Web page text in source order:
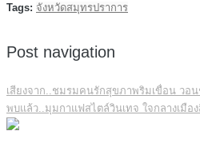
Tags: จังหวัดสมุทรปราการ
Post navigation
เสียงจาก..ชมรมคนรักสุขภาพริมเขื่อน วอ
พบแล้ว..มุมกาแฟสไตล์วินเทจ ใจกลางเมือง